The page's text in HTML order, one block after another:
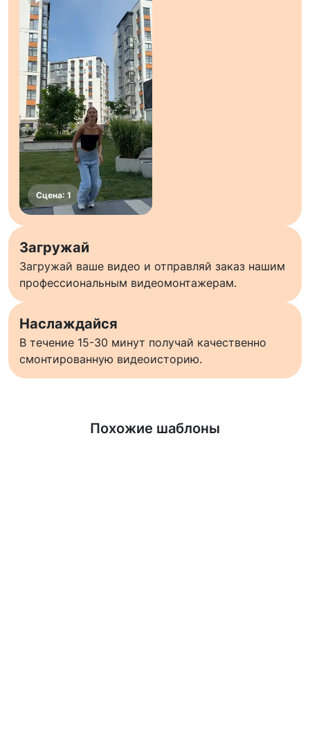
Загружай
Загружай ваше видео и отправляй заказ нашим
профессиональным видеомонтажерам.
Наслаждайся
В течение 15-30 минут получай качественно
смонтированную видеоисторию.
Похожие шаблоны
Узнать больше